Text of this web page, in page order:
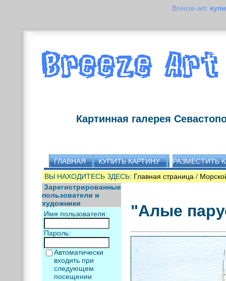
Breeze-art:
Картинная галерея
ГЛАВНАЯ КУПИТЬ КАРТИНУ
РАЗМЕСТИТЬ
ВЫ НАХОДИТЕСЬ ЗДЕСЬ: Главная страница /
Зарегистрированные
пользователи и
художники
Имя пользователя:
Пароль:
Автоматически
входить при
следующем
посещении
"Алые